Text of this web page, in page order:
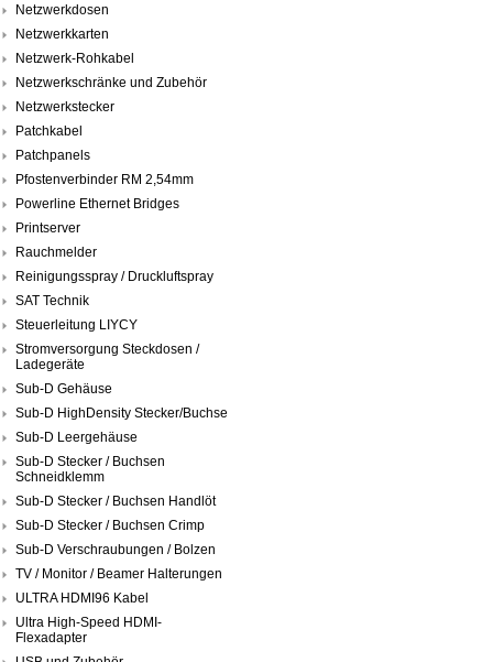
Netzwerkdosen
Netzwerkkarten
Netzwerk-Rohkabel
Netzwerkschränke und Zubehör
Netzwerkstecker
Patchkabel
Patchpanels
Pfostenverbinder RM 2,54mm
Powerline Ethernet Bridges
Printserver
Rauchmelder
Reinigungsspray / Druckluftspray
SAT Technik
Steuerleitung LIYCY
Stromversorgung Steckdosen /
Ladegeräte
Sub-D Gehäuse
Sub-D HighDensity Stecker/Buchse
Sub-D Leergehäuse
Sub-D Stecker / Buchsen
Schneidklemm
Sub-D Stecker / Buchsen Handlöt
Sub-D Stecker / Buchsen Crimp
Sub-D Verschraubungen / Bolzen
TV / Monitor / Beamer Halterungen
ULTRA HDMI96 Kabel
Ultra High-Speed HDMI-
Flexadapter